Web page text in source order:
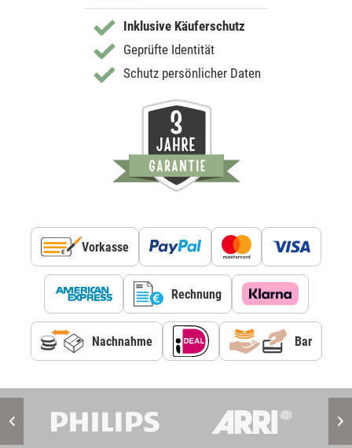
Inklusive Käuferschutz
Geprüfte Identität
Schutz persönlicher Daten
Vorkasse
Rechnung
Nachnahme Bar